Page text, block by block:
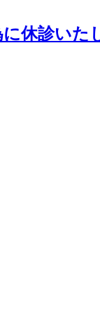
休診いた